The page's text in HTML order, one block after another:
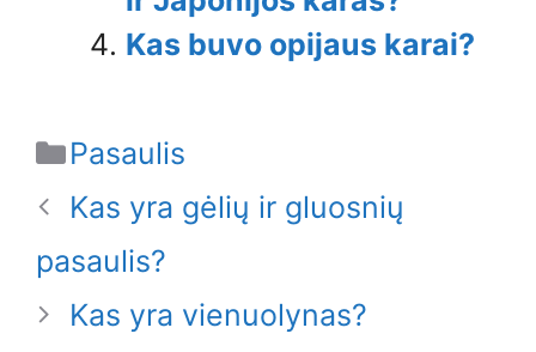
Kas buvo opijaus karai?
Categories
Pasaulis
Kas yra gėlių ir gluosnių
pasaulis?
Kas yra vienuolynas?